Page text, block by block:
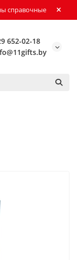
справочные
652-02-18